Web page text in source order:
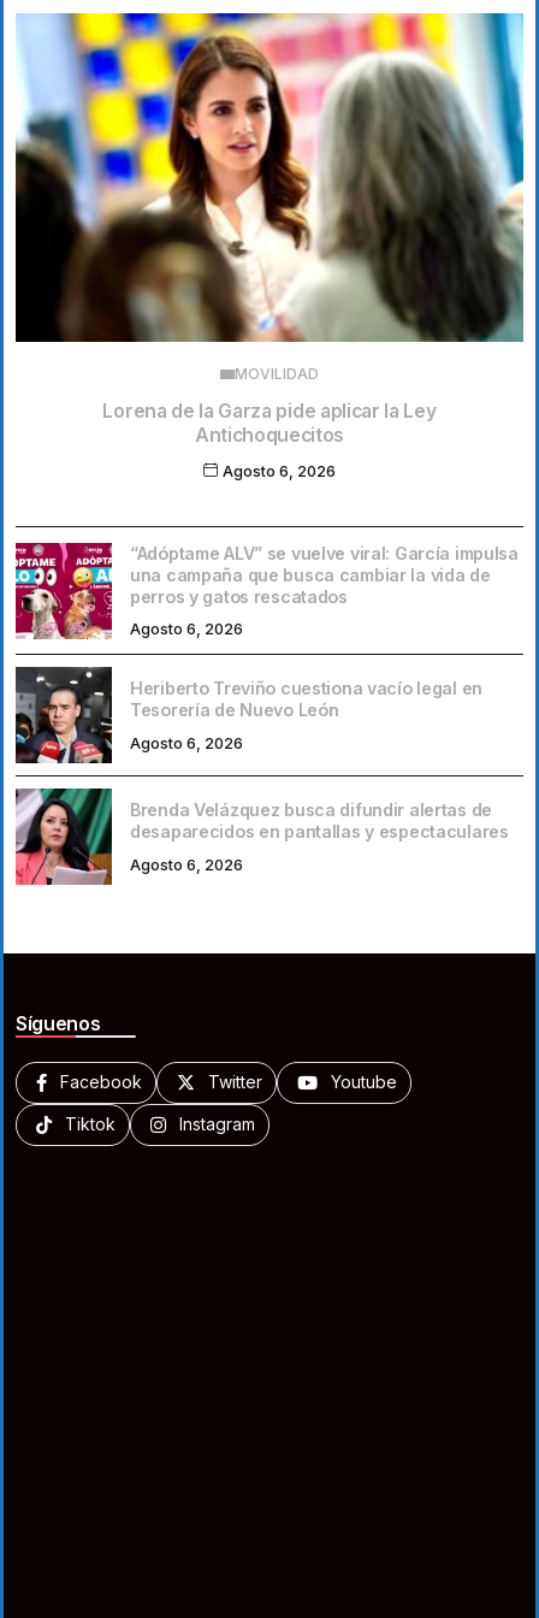
MOVILIDAD
Lorena de la Garza pide aplicar la Ley
Antichoquecitos
Agosto 6, 2026
“Adóptame ALV” se vuelve viral: García impulsa
una campaña que busca cambiar la vida de
perros y gatos rescatados
Agosto 6, 2026
Heriberto Treviño cuestiona vacío legal en
Tesorería de Nuevo León
Agosto 6, 2026
Brenda Velázquez busca difundir alertas de
desaparecidos en pantallas y espectaculares
Agosto 6, 2026
Síguenos
Facebook Twitter Youtube
Tiktok Instagram